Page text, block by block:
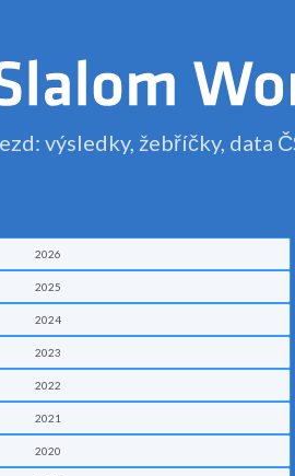
výsledky, žebříčky, data
2026
2025
2024
2023
2022
2021
2020